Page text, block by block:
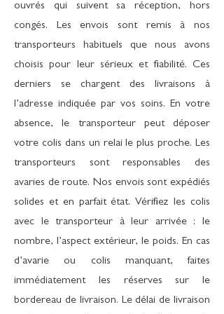
ouvrés qui suivent sa réception, hors
congés. Les envois sont remis à nos
transporteurs habituels que nous avons
choisis pour leur sérieux et fiabilité. Ces
derniers se chargent des livraisons à
l’adresse indiquée par vos soins. En votre
absence, le transporteur peut déposer
votre colis dans un relai le plus proche. Les
transporteurs sont responsables des
avaries de route. Nos envois sont expédiés
solides et en parfait état. Vérifiez les colis
avec le transporteur à leur arrivée : le
nombre, l’aspect extérieur, le poids. En cas
d’avarie ou colis manquant, faites
immédiatement les réserves sur le
bordereau de livraison. Le délai de livraison